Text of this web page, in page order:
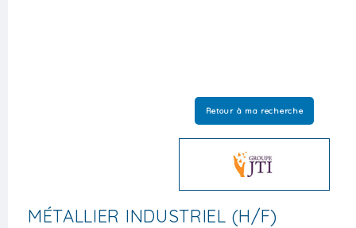
Retour à ma recherche
MÉTALLIER INDUSTRIEL (H/F)